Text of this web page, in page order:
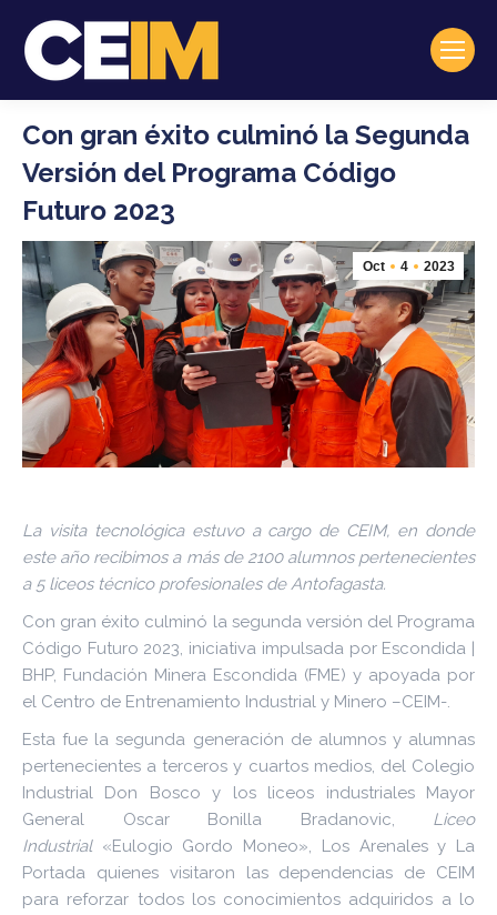
Con gran éxito culminó la Segunda
Versión del Programa Código
Futuro 2023
Oct 4 2023
La visita tecnológica estuvo a cargo de CEIM, en donde
este año recibimos a más de 2100 alumnos pertenecientes
a 5 liceos técnico profesionales de Antofagasta.
Con gran éxito culminó la segunda versión del Programa
Código Futuro 2023, iniciativa impulsada por Escondida |
BHP, Fundación Minera Escondida (FME) y apoyada por
el Centro de Entrenamiento Industrial y Minero –CEIM-.
Esta fue la segunda generación de alumnos y alumnas
pertenecientes a terceros y cuartos medios, del Colegio
Industrial Don Bosco y los liceos industriales Mayor
General Oscar Bonilla Bradanovic, Liceo
Industrial«Eulogio Gordo Moneo», Los Arenales y La
Portada quienes visitaron las dependencias de CEIM
para reforzar todos los conocimientos adquiridos a lo